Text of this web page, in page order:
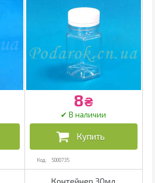
5000735
8₴
Контейнер 30мл